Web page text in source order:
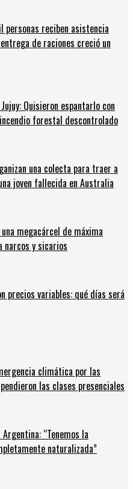
personas reciben asistencia
de raciones creció un
Quisieron espantarlo con
forestal descontrolado
una colecta para traer a
joven fallecida en Australia
megacárcel de máxima
narcos y sicarios
precios variables: qué días será
climática por las
las clases presenciales
“Tenemos la
naturalizada”